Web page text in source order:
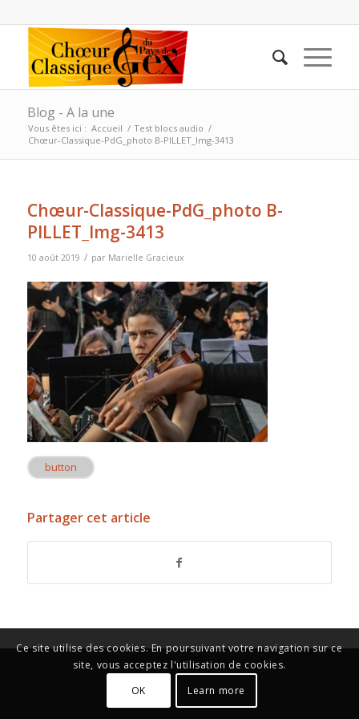
Blog - A la une
Vous êtes ici : Accueil / Test blocs audio /
Chœur-Classique-PdG_photo B-PILLET_Img-3413
Chœur-Classique-PdG_photo B-
PILLET_Img-3413
10 août 2019 / par Marielle Gracieux
button
Partager cet article
Ce site utilise des cookies. En poursuivant votre navigation sur ce
site, vous acceptez l'utilisation de cookies.
OK
Learn more